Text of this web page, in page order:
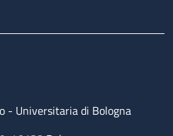
- Universitaria di Bologna